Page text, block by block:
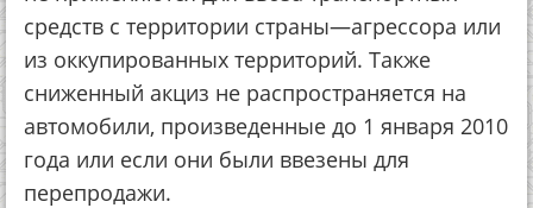
средств с территории страны—агрессора или
из оккупированных территорий. Также
сниженный акциз не распространяется на
автомобили, произведенные до 1 января 2010
года или если они были ввезены для
перепродажи.